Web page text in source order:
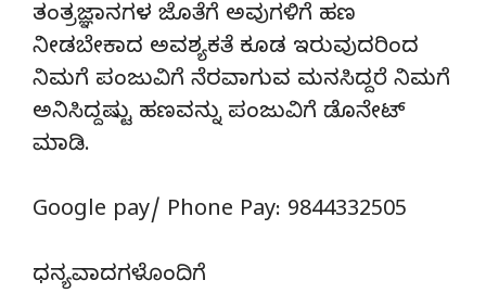
ತಂತ್ರಜ್ಞಾನಗಳ ಜೊತೆಗೆ ಅವುಗಳಿಗೆ ಹಣ
ನೀಡಬೇಕಾದ ಅವಶ್ಯಕತೆ ಕೂಡ ಇರುವುದರಿಂದ
ನಿಮಗೆ ಪಂಜುವಿಗೆ ನೆರವಾಗುವ ಮನಸಿದ್ದರೆ ನಿಮಗೆ
ಅನಿಸಿದ್ದಷ್ಟು ಹಣವನ್ನು ಪಂಜುವಿಗೆ ಡೊನೇಟ್‌
ಮಾಡಿ.
Google pay/ Phone Pay: 9844332505
ಧನ್ಯವಾದಗಳೊಂದಿಗೆ